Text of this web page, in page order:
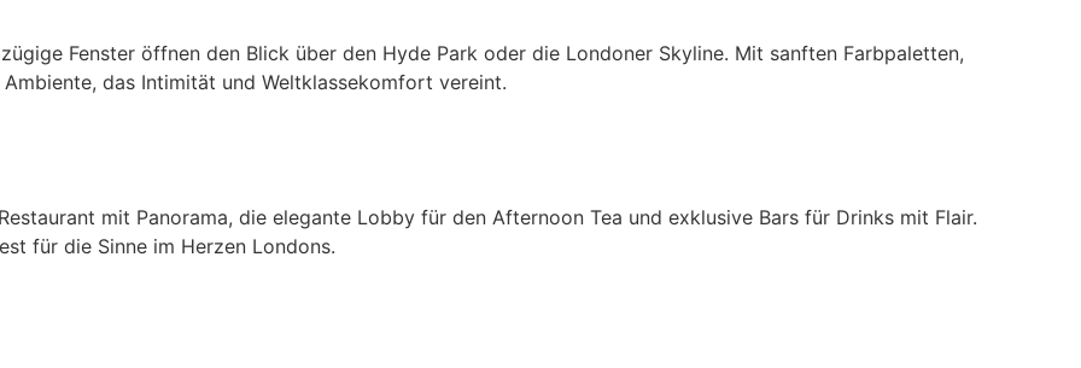
Fenster öffnen den Blick über den Hyde Park oder die Londoner Skyline. Mit sanften Farbpaletten,
das Intimität und Weltklassekomfort vereint.
mit Panorama, die elegante Lobby für den Afternoon Tea und exklusive Bars für Drinks mit Flair.
für die Sinne im Herzen Londons.